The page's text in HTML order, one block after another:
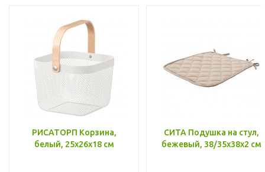
РИСАТОРП Корзина,
белый, 25x26x18 см
СИТА Подушка на стул,
бежевый, 38/35x38x2 см